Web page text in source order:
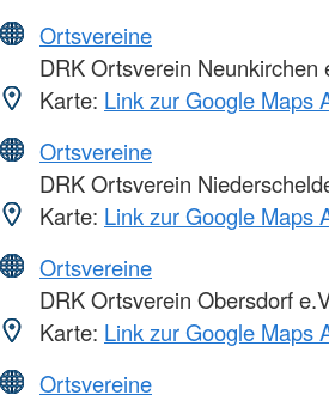
Ortsvereine
DRK Ortsverein Neunkirchen
Karte: Link zur Google Maps
Ortsvereine
DRK Ortsverein
Karte: Link zur Google Maps
Ortsvereine
DRK Ortsverein Obersdorf
Karte: Link zur Google Maps
Ortsvereine